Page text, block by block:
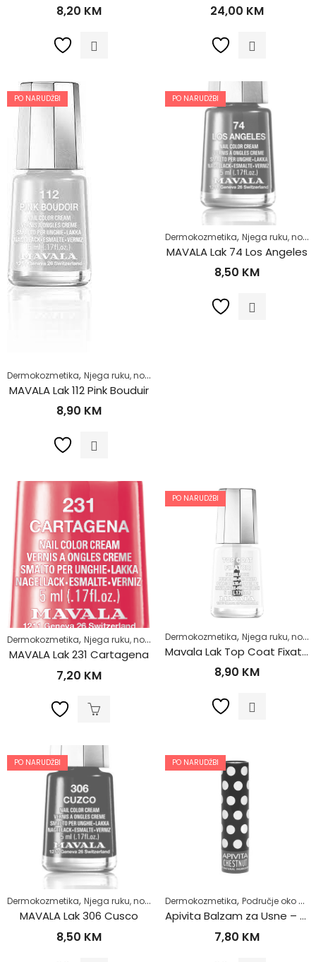
8,20 KM 24,00 KM
PO NARUDŽBI
Dermokozmetika, Njega ruku, noktiju i stopala
MAVALA Lak 112 Pink Bouduir
8,90 KM
PO NARUDŽBI
Dermokozmetika, Njega ruku, noktiju i stopala
MAVALA Lak 74 Los Angeles
8,50 KM
Dermokozmetika, Njega ruku, noktiju i stopala ,Njega tijela,Zdrav život
MAVALA Lak 231 Cartagena
7,20 KM
PO NARUDŽBI
Dermokozmetika, Njega ruku, noktiju i stopala
Mavala Lak Top Coat Fixator
8,90 KM
PO NARUDŽBI
Dermokozmetika, Njega ruku, noktiju i stopala ,Njega tijela,Zdrav život
MAVALA Lak 306 Cusco
8,50 KM
PO NARUDŽBI
Dermokozmetika, Područje oko očiju i usana
Apivita Balzam za Usne – Kesten 4.4g 162467
7,80 KM